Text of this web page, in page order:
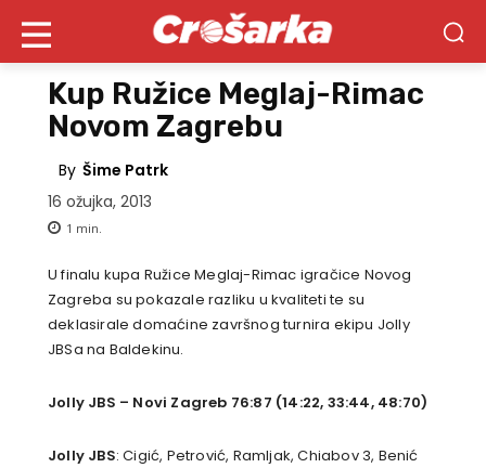
Kup Ružice Meglaj-Rimac
Novom Zagrebu
By Šime Patrk
16 ožujka, 2013
1 min.
U finalu kupa Ružice Meglaj-Rimac igračice Novog
Zagreba su pokazale razliku u kvaliteti te su
deklasirale domaćine završnog turnira ekipu Jolly
JBSa na Baldekinu.
Jolly JBS – Novi Zagreb 76:87 (14:22, 33:44, 48:70)
Jolly JBS: Cigić, Petrović, Ramljak, Chiabov 3, Benić